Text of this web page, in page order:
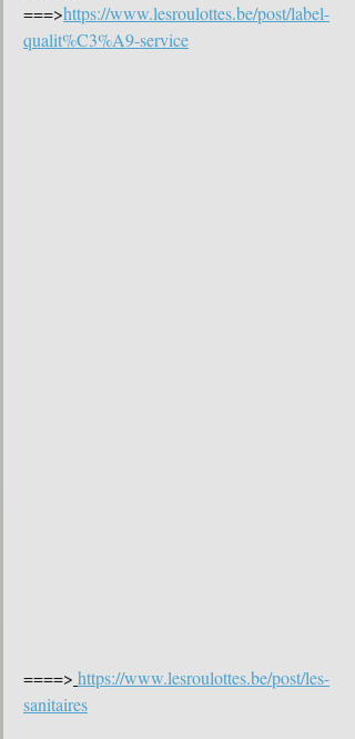
===>https://www.lesroulottes.be/post/label-
qualit%C3%A9-service
====> https://www.lesroulottes.be/post/les-
sanitaires